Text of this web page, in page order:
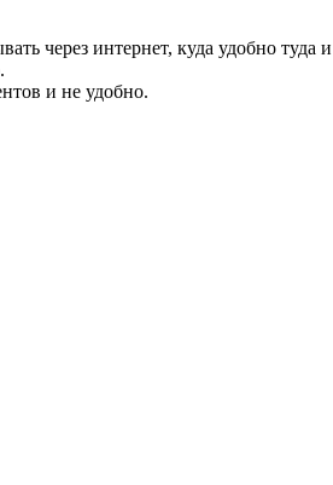
через интернет, куда удобно
и не удобно.